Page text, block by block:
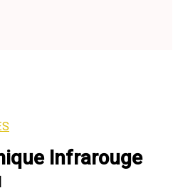
Infrarouge